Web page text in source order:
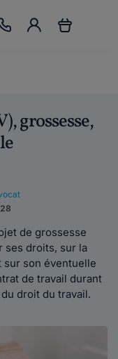
grossesse,
de grossesse
ses droits, sur la
sur son éventuelle
de travail durant
droit du travail.